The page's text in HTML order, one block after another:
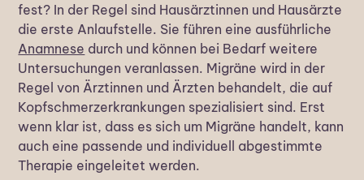
fest? In der Regel sind Hausärztinnen und Hausärzte
die erste Anlaufstelle. Sie führen eine ausführliche
Anamnese durch und können bei Bedarf weitere
Untersuchungen veranlassen. Migräne wird in der
Regel von Ärztinnen und Ärzten behandelt, die auf
Kopfschmerzerkrankungen spezialisiert sind. Erst
wenn klar ist, dass es sich um Migräne handelt, kann
auch eine passende und individuell abgestimmte
Therapie eingeleitet werden.